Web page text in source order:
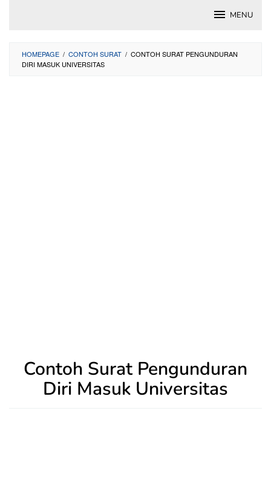
MENU
HOMEPAGE / CONTOH SURAT / CONTOH SURAT PENGUNDURAN
DIRI MASUK UNIVERSITAS
Contoh Surat Pengunduran
Diri Masuk Universitas